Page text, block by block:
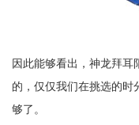
因此能够看出，神龙拜耳
的，仅仅我们在挑选的时
够了。